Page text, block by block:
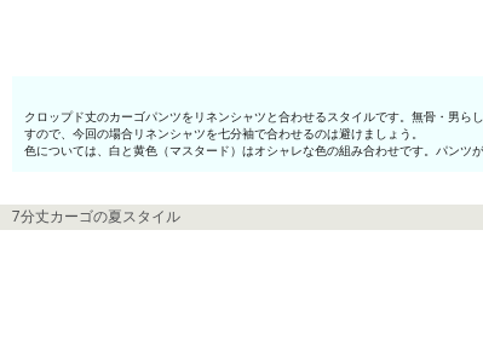
クロップド丈のカーゴパンツをリネンシャツと合わせるスタイルです。無骨・男
すので、今回の場合リネンシャツを七分袖で合わせるのは避けましょう。
色については、白と黄色（マスタード）はオシャレな色の組み合わせです。パンツ
7分丈カーゴの夏スタイル